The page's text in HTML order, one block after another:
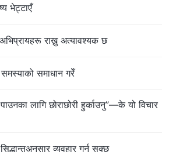
भेट्टाएँ
राख्नु अत्यावश्यक छ
समाधान गरेँ
लागि छोराछोरी हुर्काउनु”—के यो विचार
व्यवहार गर्न सक्छु